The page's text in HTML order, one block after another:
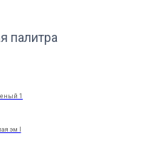
палитра
1
эм I